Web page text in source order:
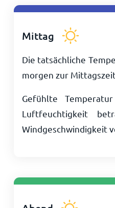
Mittag
Die tatsächliche
morgen zur
Gefühlte
Luftfeuchtigkeit
Windgeschwindigkeit